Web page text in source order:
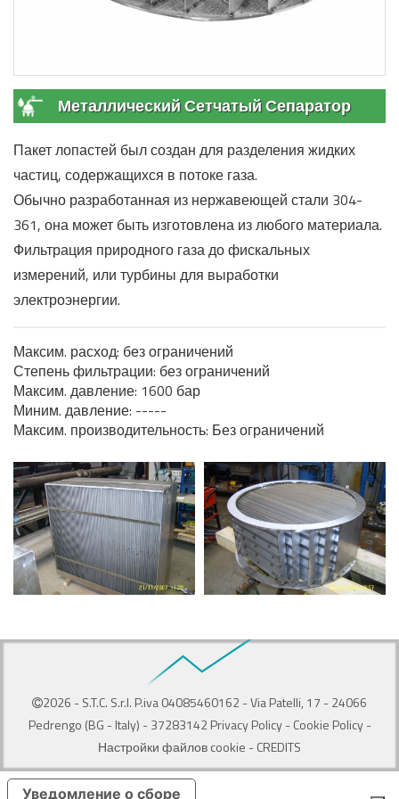
Металлический Сетчатый Сепаратор
Пакет лопастей был создан для разделения жидких
частиц, содержащихся в потоке газа.
Обычно разработанная из нержавеющей стали 304-
361, она может быть изготовлена ​​из любого материала.
Фильтрация природного газа до фискальных
измерений, или турбины для выработки
электроэнергии.
Максим. расход: без ограничений
Степень фильтрации: без ограничений
Максим. давление: 1600 бар
Миним. давление: -----
Максим. производительность: Без ограничений
2026 -S.T.C. S.r.l. P.iva 04085460162 - Via Patelli, 17 - 24066
Pedrengo (BG - Italy) - 37283142Privacy Policy-Cookie Policy-
Настройки файлов cookie -CREDITS
Уведомление о сборе